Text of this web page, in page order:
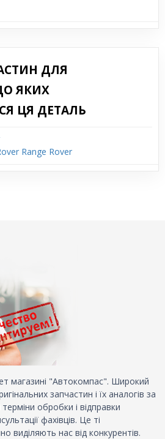
ДЛЯ
ЯКИХ
ЦЯ ДЕТАЛЬ
Range Rover
магазині "Автокомпас". Широкий
запчастин і їх аналогів за
обробки і відправки
фахівців. Це ті
виділяють нас від конкурентів.